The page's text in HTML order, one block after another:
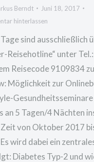
Berndt
Juni 18, 2017
hinterlassen
sind ausschließlich
Reisehotline“ unter
Reisecode 9109834
Möglichkeit zur
an 5 Tagen/4 Nächten
von Oktober 2017
wird dabei ein
Diabetes Typ-2 und